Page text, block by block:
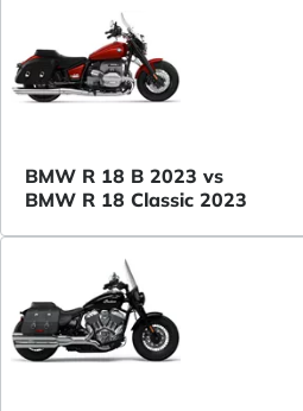
BMW R 18 B 2023 vs
BMW R 18 Classic 2023